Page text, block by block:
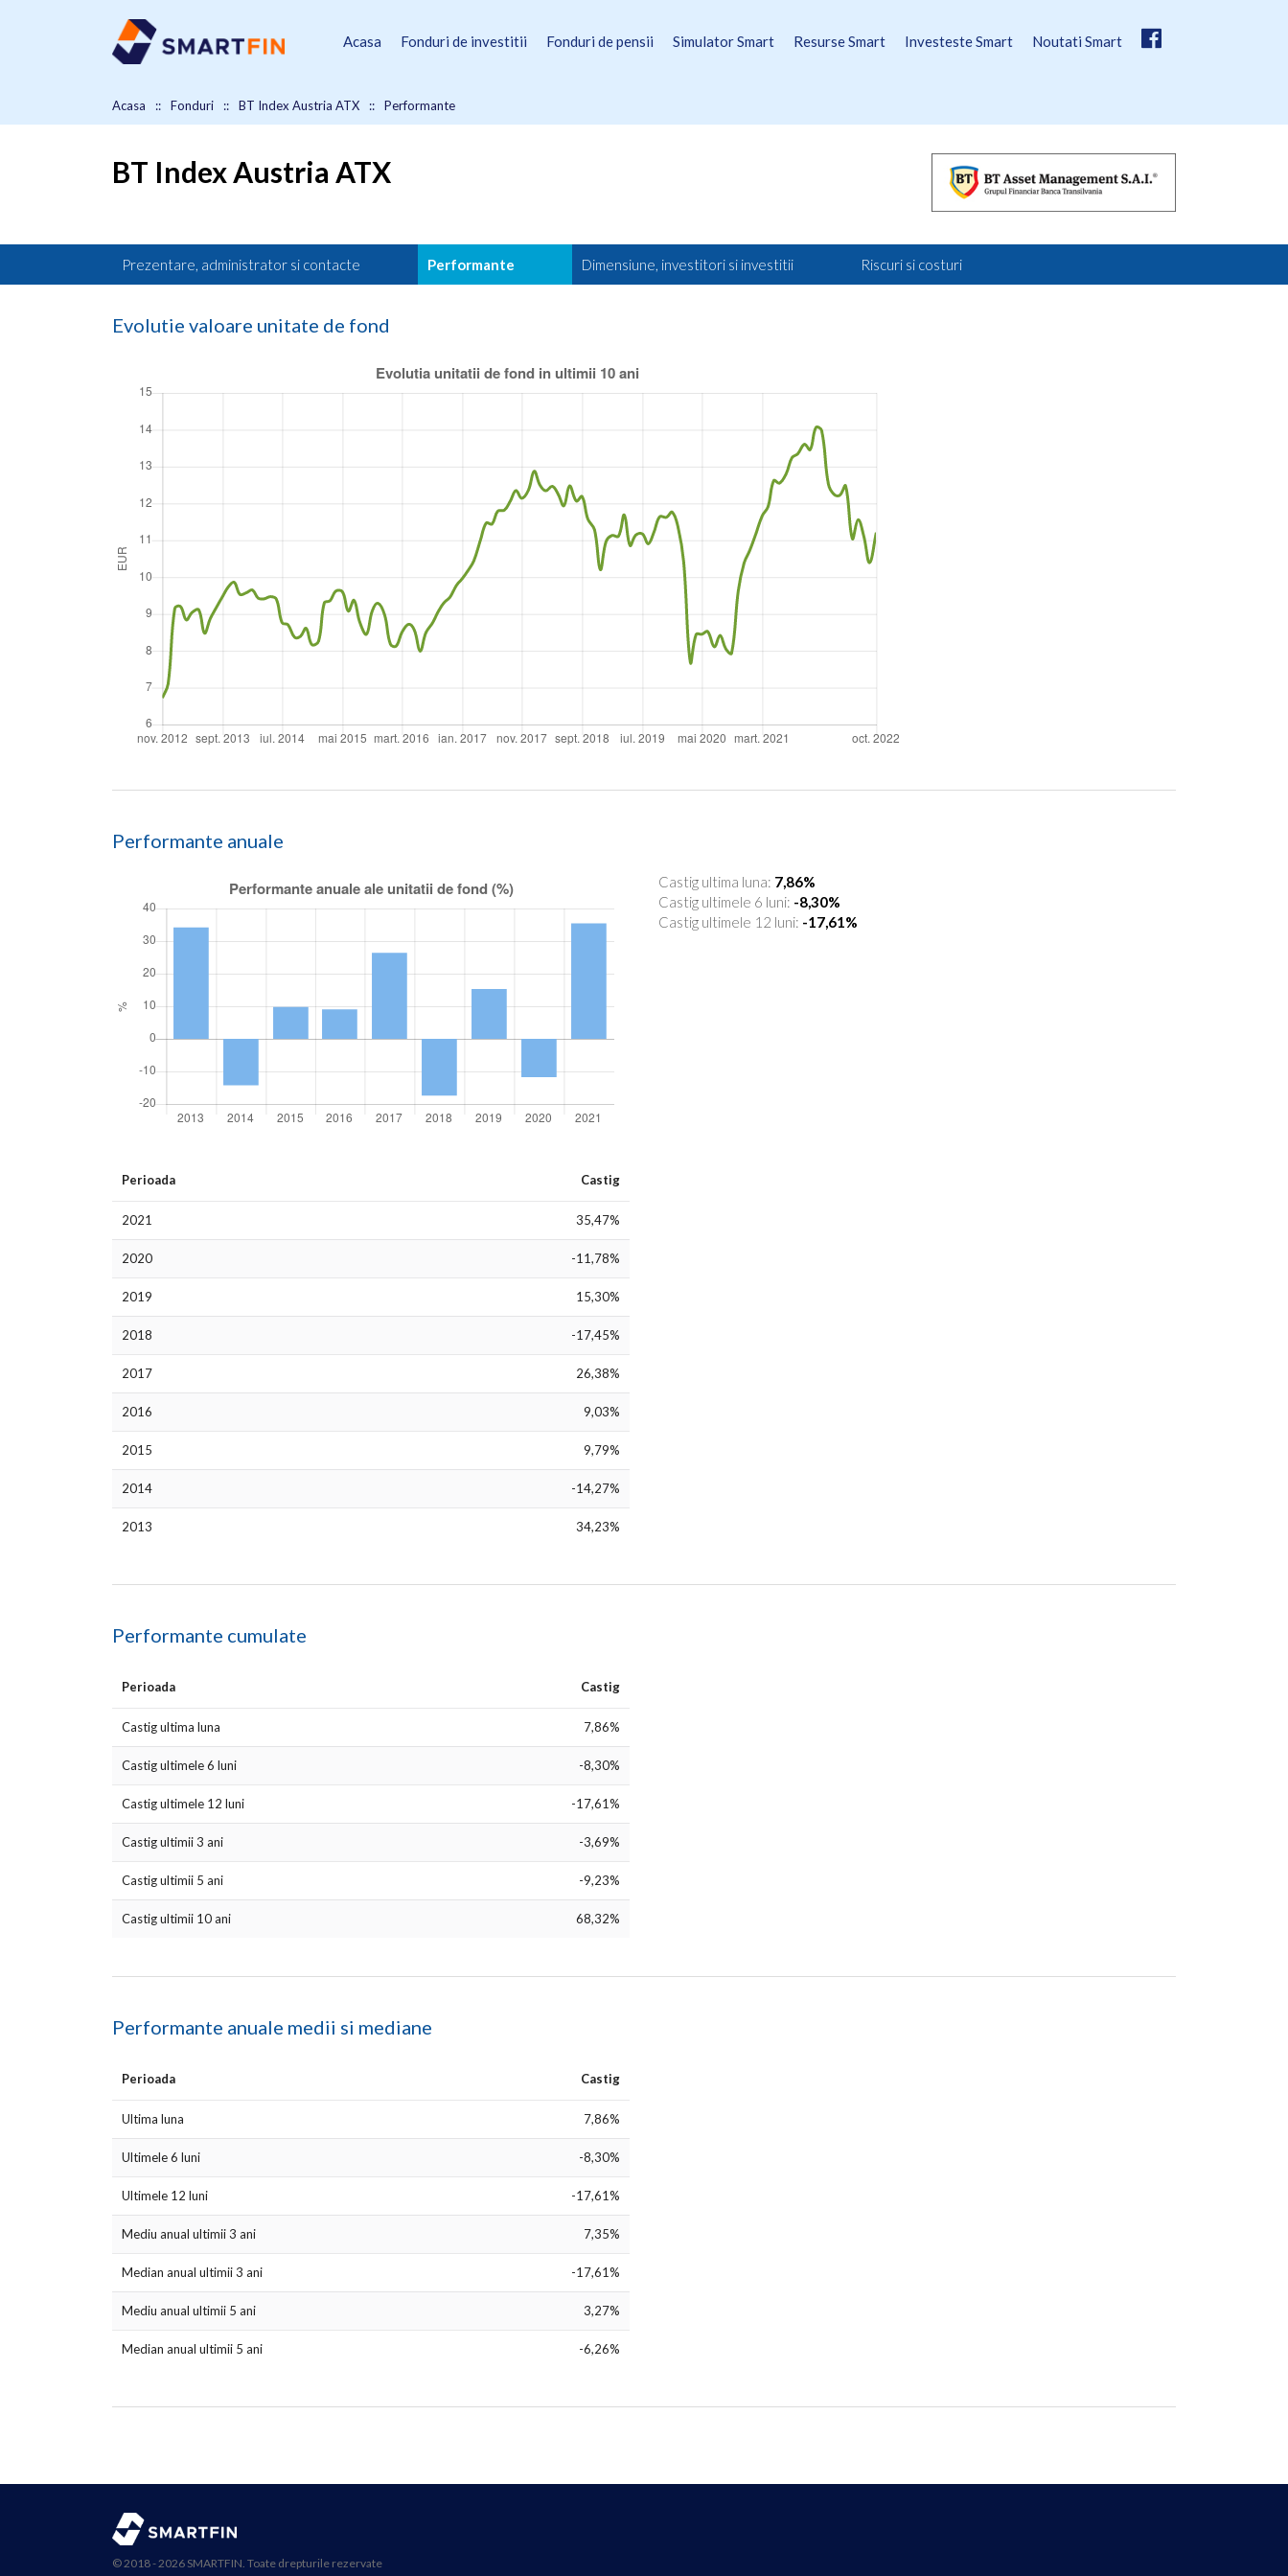
Acasa Fonduri de investitii Fonduri de pensii Simulator Smart Resurse Smart Investeste Smart Noutati Smart
Acasa Fonduri BT Index Austria ATX Performante
BT Index Austria ATX
Prezentare, administrator si contacte Performante Dimensiune, investitori si investitii Riscuri si costuri
Evolutie valoare unitate de fond
Performante anuale
Castig ultima luna: 7,86%
Castig ultimele 6 luni: -8,30%
Castig ultimele 12 luni: -17,61%
Perioada Castig
2021 35,47%
2020 -11,78%
2019 15,30%
2018 -17,45%
2017 26,38%
2016 9,03%
2015 9,79%
2014 -14,27%
2013 34,23%
Performante cumulate
Perioada Castig
Castig ultima luna 7,86%
Castig ultimele 6 luni -8,30%
Castig ultimele 12 luni -17,61%
Castig ultimii 3 ani -3,69%
Castig ultimii 5 ani -9,23%
Castig ultimii 10 ani 68,32%
Performante anuale medii si mediane
Perioada Castig
Ultima luna 7,86%
Ultimele 6 luni -8,30%
Ultimele 12 luni -17,61%
Mediu anual ultimii 3 ani 7,35%
Median anual ultimii 3 ani -17,61%
Mediu anual ultimii 5 ani 3,27%
Median anual ultimii 5 ani -6,26%
© 2018 - 2026 SMARTFIN. Toate drepturile rezervate